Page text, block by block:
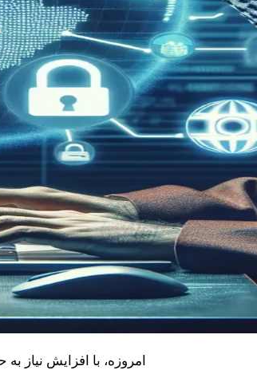
امروزه، با افزایش نیاز